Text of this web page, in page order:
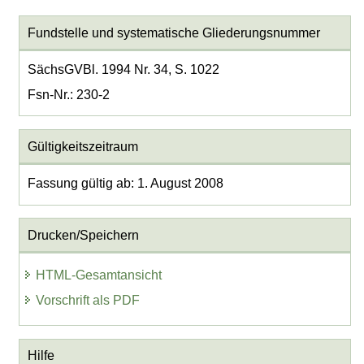
Fundstelle und systematische Gliederungsnummer
SächsGVBl. 1994 Nr. 34, S. 1022
Fsn-Nr.: 230-2
Gültigkeitszeitraum
Fassung gültig ab: 1. August 2008
Drucken/Speichern
HTML-Gesamtansicht
Vorschrift als PDF
Hilfe